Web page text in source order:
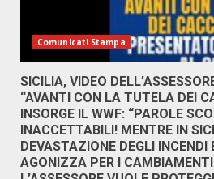
Comunicati Stampa
SICILIA, VIDEO
“AVANTI CON LA TUTELA DEI
INSORGE IL WWF: “PAROLE
INACCETTABILI! MENTRE IN
DEVASTAZIONE DEGLI INCENDI
AGONIZZA PER I